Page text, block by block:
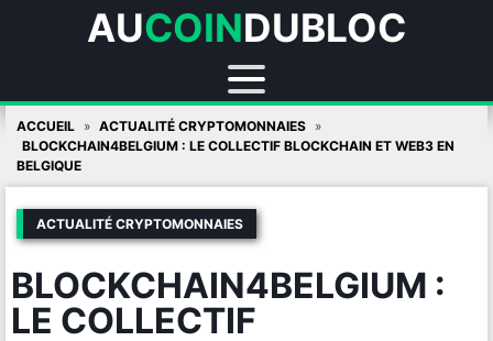
AUCOINDUBLOC
Skip
content
ACCUEIL
ACTUALITÉ CRYPTOMONNAIES
BLOCKCHAIN4BELGIUM : LE COLLECTIF BLOCKCHAIN ET WEB3 EN
BELGIQUE
ACTUALITÉ CRYPTOMONNAIES
BLOCKCHAIN4BELGIUM :
LE COLLECTIF